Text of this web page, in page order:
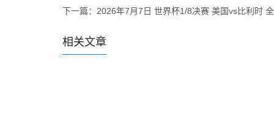
下一篇： 2026年7月7日 世界杯1/8决赛 美国vs比利时
相关文章